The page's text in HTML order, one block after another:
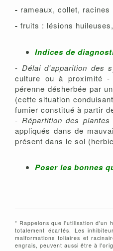
- rameaux, collet,
- fruits : lésions
Indices de
- Délai d'apparition des
culture ou à proximité -
pérenne désherbée par
(cette situation
fumier constitué à partir
- Répartition des
appliqués dans de
présent dans le sol
Poser les bonnes
* Rappelons que l'utilisation d'un
totalement écartés. Les
malformations foliaires et
engrais, peuvent aussi être à